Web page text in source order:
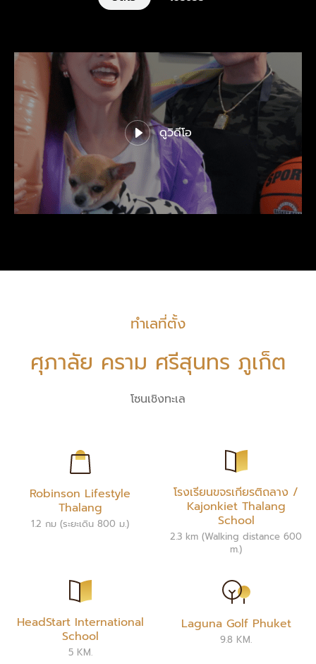
ดูวิดีโอ
ทำเลที่ตั้ง
ศุภาลัย คราม ศรีสุนทร ภูเก็ต
โซนเชิงทะเล
Robinson Lifestyle
Thalang
1.2 กม (ระยะเดิน 800 ม.)
โรงเรียนขจรเกียรติถลาง /
Kajonkiet Thalang
School
2.3 km (Walking distance 600
m.)
HeadStart International
School
5 KM.
Laguna Golf Phuket
9.8 KM.